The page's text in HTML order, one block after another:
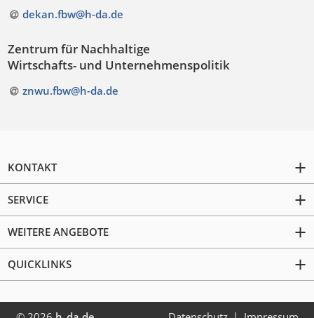
dekan.fbw@h-da.de
Zentrum für Nachhaltige
Wirtschafts- und Unternehmenspolitik
znwu.fbw@h-da.de
KONTAKT
SERVICE
WEITERE ANGEBOTE
QUICKLINKS